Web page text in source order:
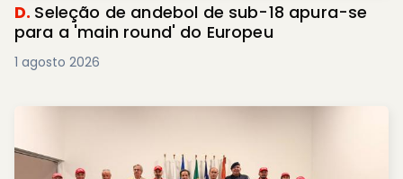
D. Seleção de andebol de sub-18 apura-se
para a 'main round' do Europeu
1 agosto 2026